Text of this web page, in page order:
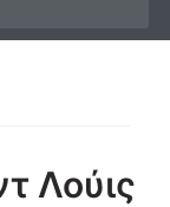
Λούις